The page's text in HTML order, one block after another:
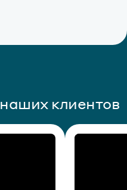
наших клиентов